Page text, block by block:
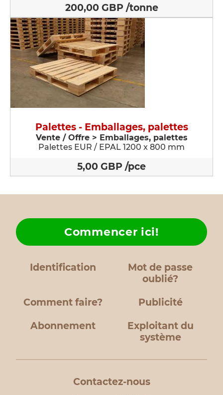
200,00 GBP /tonne
Palettes - Emballages, palettes
Vente / Offre > Emballages, palettes
Palettes EUR / EPAL 1200 x 800 mm
5,00 GBP /pce
Identification
Mot de passe
oublié?
Comment faire?
Commencer ici!
Publicité
Abonnement
Exploitant du
système
Contactez-nous